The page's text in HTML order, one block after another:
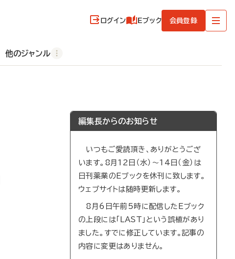
ログイン Eブック 会員登録
他のジャンル
編集長からのお知らせ
いつもご愛読頂き、ありがとうござ
います。8月12日（水）～14日（金）は
日刊薬業のEブックを休刊に致します。
ウェブサイトは随時更新します。
8月6日午前5時に配信したEブック
の上段には「LAST」という誤植があり
ました。すでに修正しています。記事の
内容に変更はありません。